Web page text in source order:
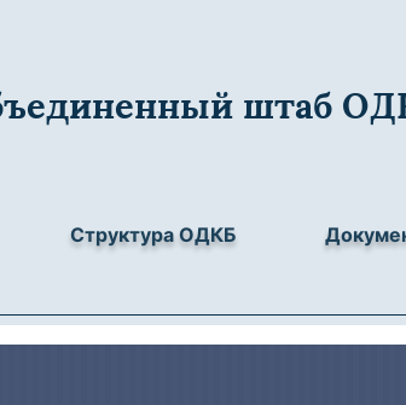
штаб
Структура ОДКБ